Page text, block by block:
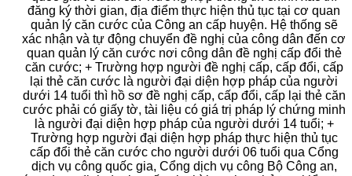
đăng ký thời gian, địa điểm thực hiện thủ tục tại cơ quan
quản lý căn cước của Công an cấp huyện. Hệ thống sẽ
xác nhận và tự động chuyển đề nghị của công dân đến cơ
quan quản lý căn cước nơi công dân đề nghị cấp đổi thẻ
căn cước; + Trường hợp người đề nghị cấp, cấp đổi, cấp
lại thẻ căn cước là người đại diện hợp pháp của người
dưới 14 tuổi thì hồ sơ đề nghị cấp, cấp đổi, cấp lại thẻ căn
cước phải có giấy tờ, tài liệu có giá trị pháp lý chứng minh
là người đại diện hợp pháp của người dưới 14 tuổi; +
Trường hợp người đại diện hợp pháp thực hiện thủ tục
cấp đổi thẻ căn cước cho người dưới 06 tuổi qua Cổng
dịch vụ công quốc gia, Cổng dịch vụ công Bộ Công an,